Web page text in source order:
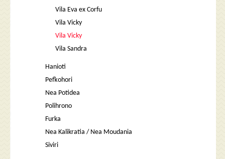
Vila Eva ex Corfu
Vila Vicky
Vila Vicky
Vila Sandra
Hanioti
Pefkohori
Nea Potidea
Polihrono
Furka
Nea Kalikratia / Nea Moudania
Siviri